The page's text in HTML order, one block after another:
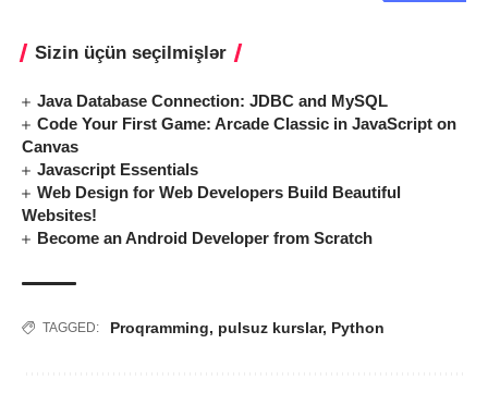
Sizin üçün seçilmişlər
Java Database Connection: JDBC and MySQL
Code Your First Game: Arcade Classic in JavaScript on
Canvas
Javascript Essentials
Web Design for Web Developers Build Beautiful
Websites!
Become an Android Developer from Scratch
TAGGED: Proqramming, pulsuz kurslar, Python